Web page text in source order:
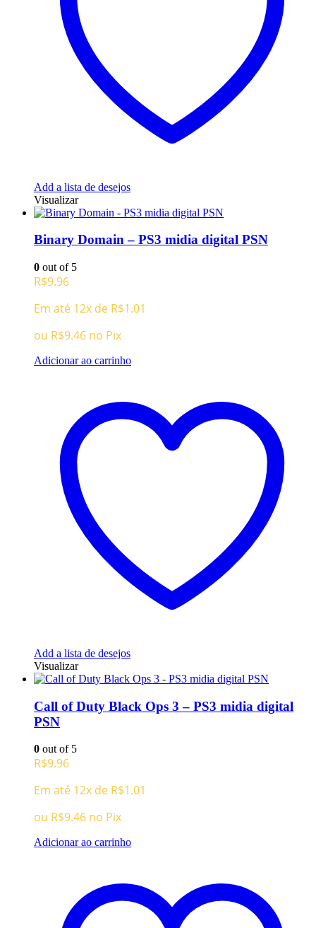
Add a lista de desejos
Visualizar
Binary Domain – PS3 midia digital PSN
0 out of 5
R$9.96
Em até 12x de R$1.01
ou R$9.46 no Pix
Adicionar ao carrinho
Add a lista de desejos
Visualizar
Call of Duty Black Ops 3 – PS3 midia digital
PSN
0 out of 5
R$9.96
Em até 12x de R$1.01
ou R$9.46 no Pix
Adicionar ao carrinho